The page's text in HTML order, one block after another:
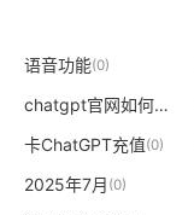
语音功能(0)
chatgpt官网如何注册
卡ChatGPT充值(0)
2025年7月 (0)